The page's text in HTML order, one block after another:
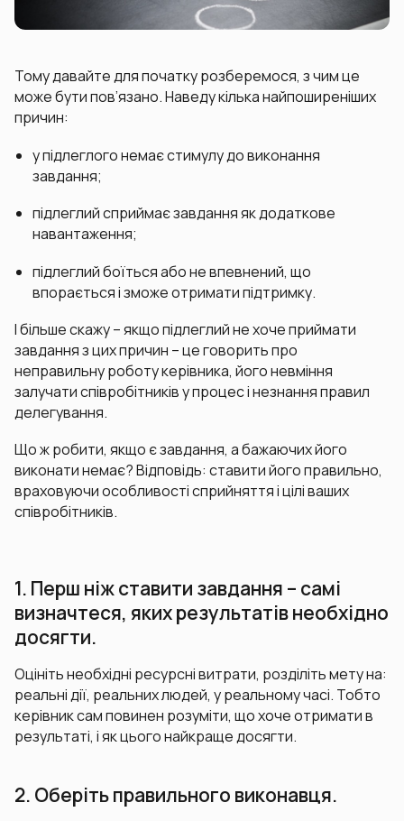
Тому давайте для початку розберемося, з чим це
може бути пов’язано. Наведу кілька найпоширеніших
причин:
у підлеглого немає стимулу до виконання
завдання;
підлеглий сприймає завдання як додаткове
навантаження;
підлеглий боїться або не впевнений, що
впорається і зможе отримати підтримку.
І більше скажу – якщо підлеглий не хоче приймати
завдання з цих причин – це говорить про
неправильну роботу керівника, його невміння
залучати співробітників у процес і незнання правил
делегування.
Що ж робити, якщо є завдання, а бажаючих його
виконати немає? Відповідь: ставити його правильно,
враховуючи особливості сприйняття і цілі ваших
співробітників.
1. Перш ніж ставити завдання – самі
визначтеся, яких результатів необхідно
досягти.
Оцініть необхідні ресурсні витрати, розділіть мету на:
реальні дії, реальних людей, у реальному часі. Тобто
керівник сам повинен розуміти, що хоче отримати в
результаті, і як цього найкраще досягти.
2. Оберіть правильного виконавця.